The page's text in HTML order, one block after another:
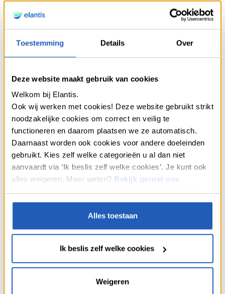
Toestemming Details Over
Deze website maakt gebruik van cookies
Welkom bij Elantis.
Ook wij werken met cookies! Deze website gebruikt strikt
noodzakelijke cookies om correct en veilig te
functioneren en daarom plaatsen we ze automatisch.
Daarnaast worden ook cookies voor andere doeleinden
gebruikt. Kies zelf welke categorieën u al dan niet
aanvaardt via ‘Ik beslis zelf welke cookies’. Je kunt ook
alles weigeren. Meer weten? Bekijk gerust ons
“Cookies” onderaan onze webpagina’s.
Alles toestaan
Ik beslis zelf welke cookies
Weigeren
Een verantwoord krediet ten
dienste van een collectief project
Door samen te lenen, kan men een gedeelde woonplek
verwarmingsketel te financieren of een gebouw te isoleren,
dalen de energiekosten én het verbruik. Kantoren of
coöperaties bieden een
energierenovatielening aan.
Deze
kredieten zijn bedoeld om collectieve energie-
efficiëntieprojecten te ondersteunen met gunstige
voorwaarden.
Tips voor een vlotte start
Beter en samen leren consumeren lukt niet van vandaag op
morgen. De bedoeling is om te starten met eenvoudige acties,
zoals een werktuig lenen of lid worden van een lokale
aankoopgroep. Tegelijk kunt u naar informatie vragen over
kunt maken. Zorg dat de voorwaarden duidelijk zijn alvorens
een verbintenis aan te gaan. Controleer de transparantie van de
verantwoordelijkheden van iedere deelnemer.